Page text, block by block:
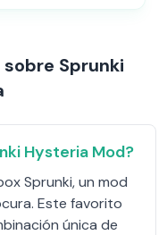
Sprunki
Hysteria Mod?
Sprunki, un mod
Este favorito
única de